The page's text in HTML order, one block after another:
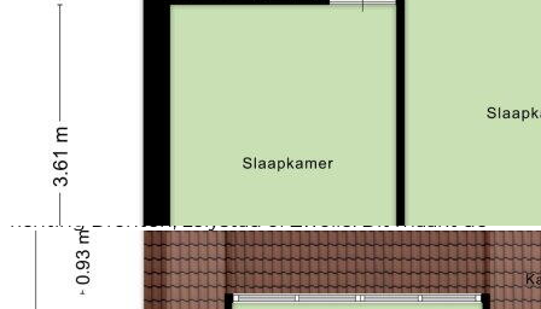
Tweede verdieping: Vaste trap naar ruime zolder met
Biddinghuizen combineert het beste van twee
werelden: rust, ruimte en veel groen, terwijl scholen,
winkels en sportvoorzieningen altijd dichtbij zijn.
Binnen enkele minuten ben je op de uitvalswegen
locatie ideaal voor jonge gezinnen die graag centraal
willen wonen, met het gemak van alle voorzieningen
binnen handbereik.